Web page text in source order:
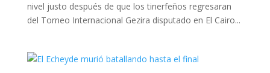
nivel justo después de que los tinerfeños regresaran
del Torneo Internacional Gezira disputado en El Cairo...